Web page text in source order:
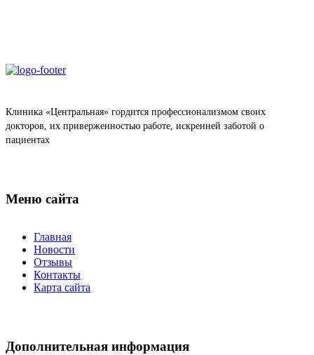
Клиника «Центральная» гордится профессионализмом своих
докторов, их приверженностью работе, искренней заботой о
пациентах
Меню сайта
Главная
Новости
Отзывы
Контакты
Карта сайта
Дополнительная информация